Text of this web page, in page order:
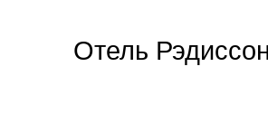
Отель